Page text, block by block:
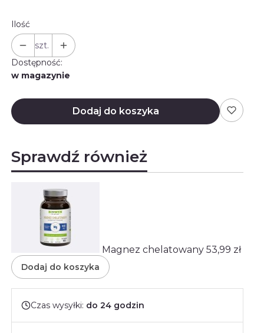
Ilość
szt.
Dostępność:
w magazynie
Dodaj do koszyka
Sprawdź również
Magnez chelatowany 53,99 zł
Dodaj do koszyka
Czas wysyłki: do 24 godzin